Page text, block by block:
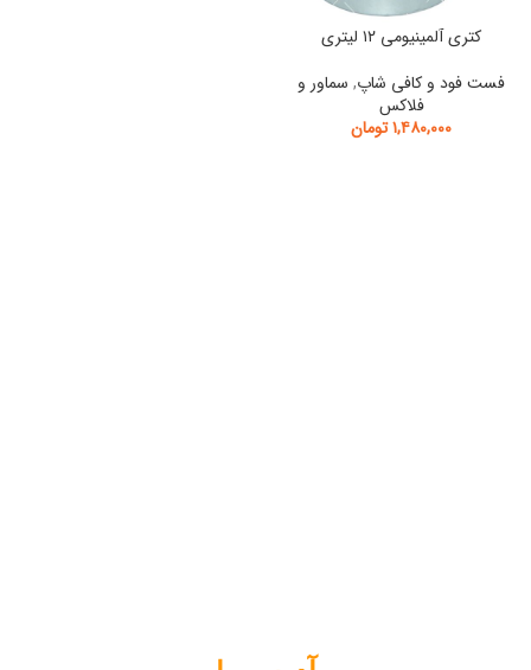
کتری آلمینیومی ۱۲ لیتری
فست فود و کافی شاپ, سماور و
فلاکس
۱,۴۸۰,۰۰۰تومان